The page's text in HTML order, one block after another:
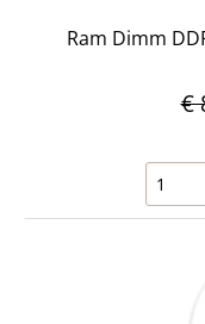
Ram Dimm
€